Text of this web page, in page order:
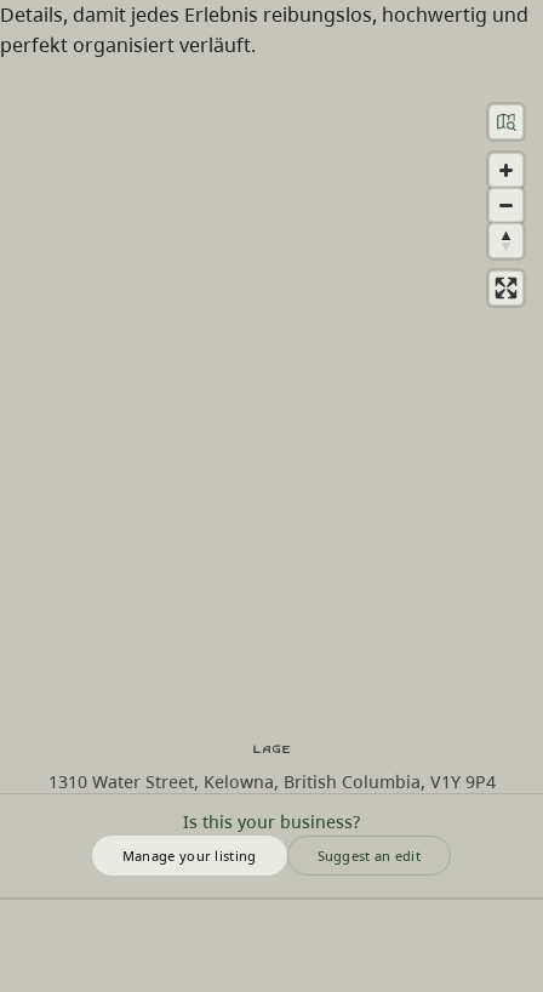
Details, damit jedes Erlebnis reibungslos, hochwertig und
perfekt organisiert verläuft.
Is this your business?
Manage your listing Suggest an edit
Lage
1310 Water Street, Kelowna, British Columbia, V1Y 9P4